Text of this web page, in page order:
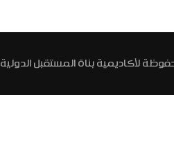
لأكاديمية بناة المستقبل الدولية